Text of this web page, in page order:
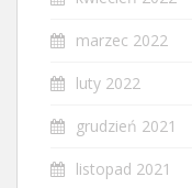
marzec 2022
luty 2022
grudzień 2021
listopad 2021